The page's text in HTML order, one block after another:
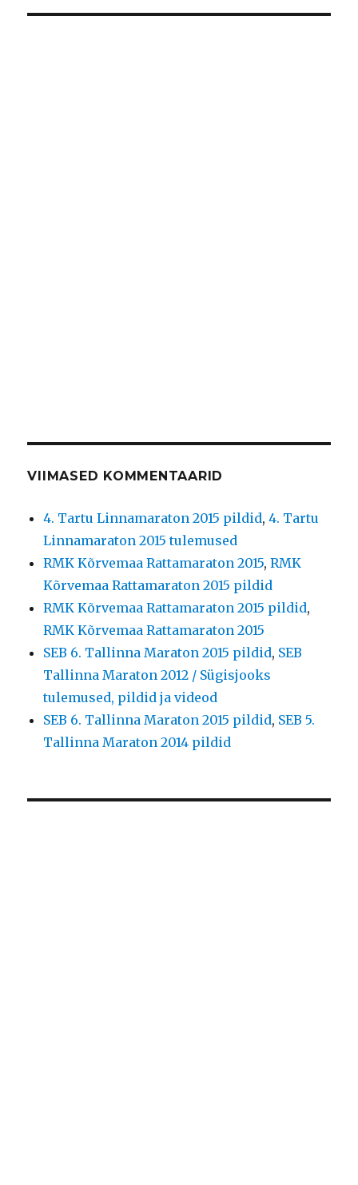
VIIMASED KOMMENTAARID
4. Tartu Linnamaraton 2015 pildid,4. Tartu
Linnamaraton 2015 tulemused
RMK Kõrvemaa Rattamaraton 2015,RMK
Kõrvemaa Rattamaraton 2015 pildid
RMK Kõrvemaa Rattamaraton 2015 pildid,
RMK Kõrvemaa Rattamaraton 2015
SEB 6. Tallinna Maraton 2015 pildid, SEB
Tallinna Maraton 2012 / Sügisjooks
tulemused, pildid ja videod
SEB 6. Tallinna Maraton 2015 pildid, SEB 5.
Tallinna Maraton 2014 pildid